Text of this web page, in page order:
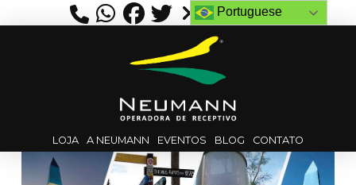
LOJA A NEUMANN EVENTOS BLOG CONTATO
Portuguese